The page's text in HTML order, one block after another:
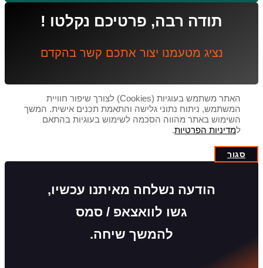
תודה רבה, פרטיכם נקלטו !
נציג מטעמנו יצור אתכם קשר בהקדם
האתר משתמש בעוגיות (Cookies) לצורך שיפור חוויית
המשתמש, ניתוח נתוני גלישה והתאמת תכנים אישית. המשך
השימוש באתר מהווה הסכמה לשימוש בעוגיות בהתאם
למדיניות הפרטיות.
סגור
הודעה נשלחה מאיתנו עכשיו,
גשו לוואצאפ / סמס
להמשך שיחה.